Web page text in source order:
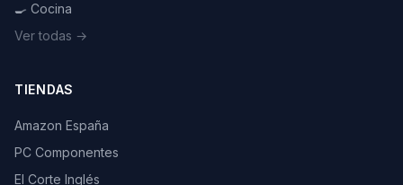
🍳 Cocina
Ver todas →
TIENDAS
Amazon España
PC Componentes
El Corte Inglés